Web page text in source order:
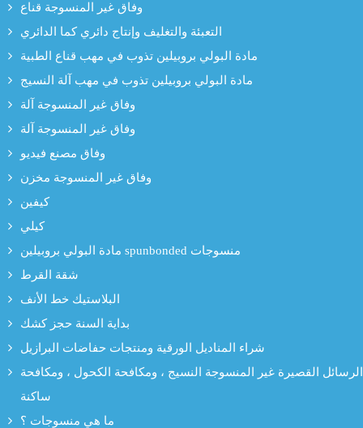
وفاق غير المنسوجة قناع
التعبئة والتغليف وإنتاج دائري كما الدائري
مادة البولي بروبيلين تذوب في مهب قناع الطبية
مادة البولي بروبيلين تذوب في مهب آلة النسيج
وفاق غير المنسوجة آلة
وفاق غير المنسوجة آلة
وفاق مصنع فيديو
وفاق غير المنسوجة مخزن
كيفين
كيلي
مادة البولي بروبيلين spunbonded منسوجات
شقة القرط
البلاستيك خط الأنف
بداية السنة حجز كشك
شراء المناديل الورقية ومنتجات حفاضات البرازيل
الرسائل القصيرة غير المنسوجة النسيج ، ومكافحة الكحول ، ومكافحة
ساكنة
ما هي منسوجات ؟